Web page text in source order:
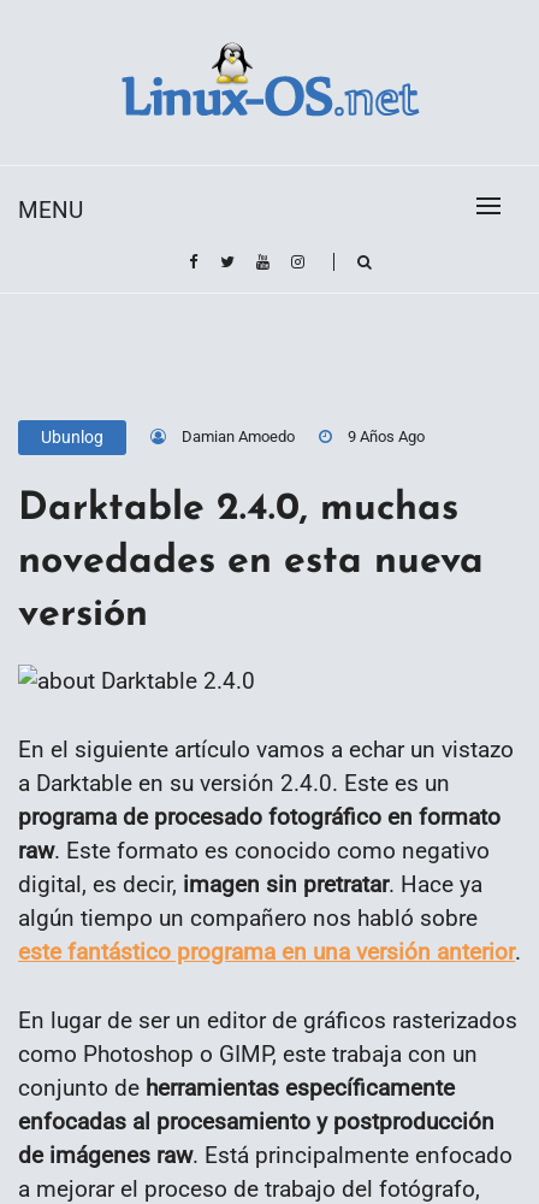
MENU
Ubunlog Damian Amoedo 9 Años Ago
Darktable 2.4.0, muchas
novedades en esta nueva
versión
En el siguiente artículo vamos a echar un vistazo
a Darktable en su versión 2.4.0. Este es un
programa de procesado fotográfico en formato
raw. Este formato es conocido como negativo
digital, es decir, imagen sin pretratar. Hace ya
algún tiempo un compañero nos habló sobre
este fantástico programa en una versión anterior.
En lugar de ser un editor de gráficos rasterizados
como Photoshop o GIMP, este trabaja con un
conjunto de herramientas específicamente
enfocadas al procesamiento y postproducción
de imágenes raw. Está principalmente enfocado
a mejorar el proceso de trabajo del fotógrafo,